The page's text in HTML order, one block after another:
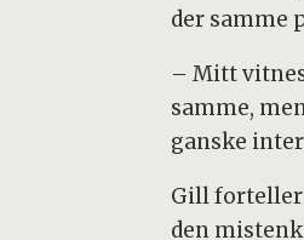
der samme
– Mitt
samme,
ganske
Gill forteller
den